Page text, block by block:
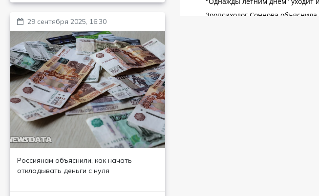
29 сентября 2025, 16:30
Россиянам объяснили, как начать
откладывать деньги с нуля